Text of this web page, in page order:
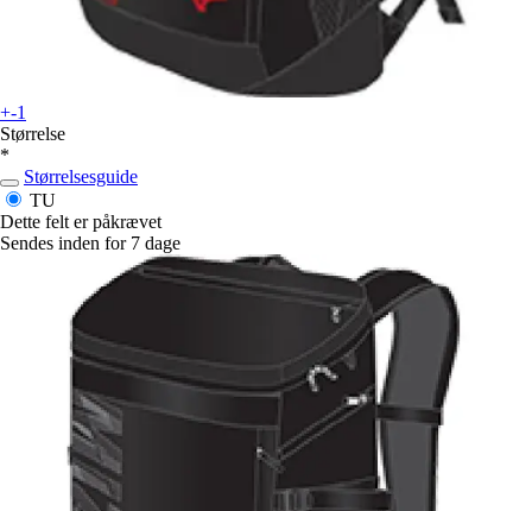
+-1
Størrelse
*
Størrelsesguide
TU
Dette felt er påkrævet
Sendes inden for 7 dage